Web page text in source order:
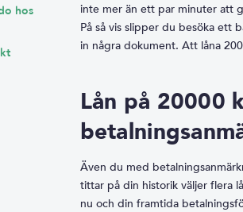
hos
inte mer än ett par minuter att
På så vis slipper du besöka ett
in några dokument. Att låna
Lån på 20000
Även du med
tittar på din historik väljer flera
nu och din framtida